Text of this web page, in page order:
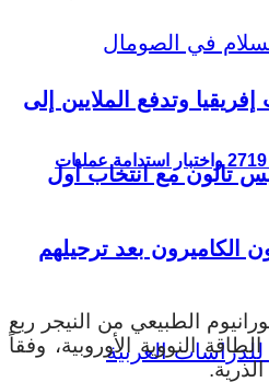
متلازمة مقديشو: القرار 2719 واختبار استدامة عمليات
وتدفع الملايين إلى
تالون مع انتخاب أول
الكاميرون بعد ترحيلهم
شكل اليورانيوم الطبيعي من النيجر ربع
النووية الأوروبية، وفقاً